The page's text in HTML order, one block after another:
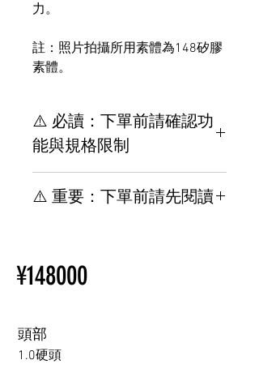
力。
註：照片拍攝所用素體為148矽膠
素體。
⚠️ 必讀：下單前請確認功
能與規格限制
格與安裝限制
購買情趣娃娃前須知
⚠️ 重要：下單前請先閱讀
其他選配與 TPE 相關，請參閱
以下頁面。
¥148000
頭部
1.0硬頭